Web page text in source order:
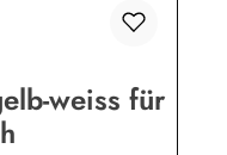
weiss für